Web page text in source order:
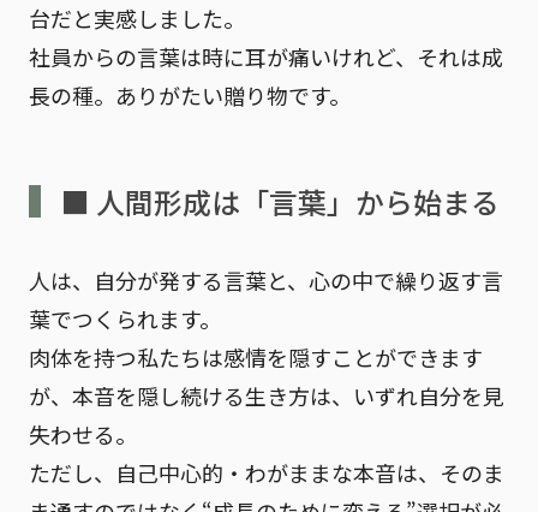
台だと実感しました。
社員からの言葉は時に耳が痛いけれど、それは成
長の種。ありがたい贈り物です。
■ 人間形成は「言葉」から始まる
人は、自分が発する言葉と、心の中で繰り返す言
葉でつくられます。
肉体を持つ私たちは感情を隠すことができます
が、 本音を隠し続ける生き方は、いずれ自分を見
失わせる。
ただし、自己中心的・わがままな本音は、そのま